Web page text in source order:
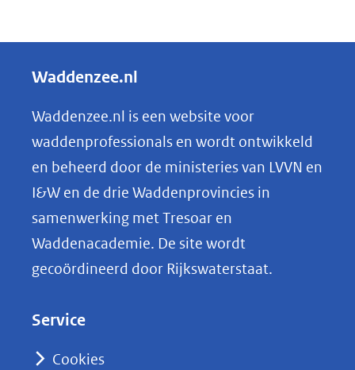
e
e
n
o
p
k
e
Waddenzee.nl
Waddenzee.nl is een website voor
waddenprofessionals en wordt ontwikkeld
en beheerd door de ministeries van LVVN en
I&W en de drie Waddenprovincies in
samenwerking met Tresoar en
Waddenacademie. De site wordt
gecoördineerd door Rijkswaterstaat.
Service
Cookies